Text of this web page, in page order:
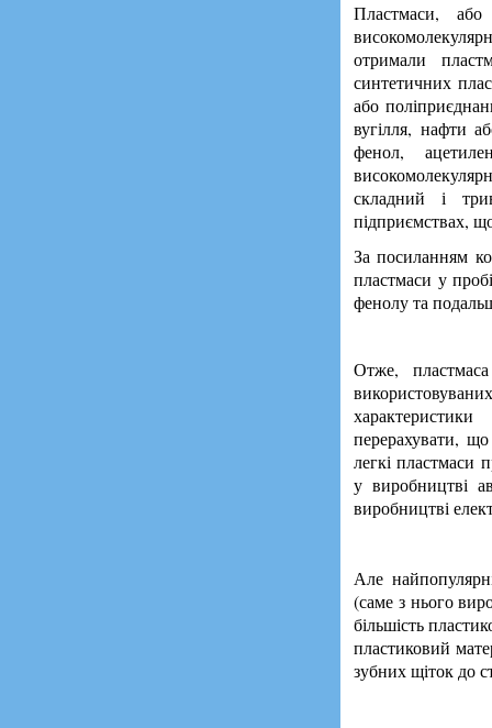
Пластмаси,
отримали
синтетичних
або
вугілля, нафти
фенол,
складний і
підприємствах,
За посиланням
пластмаси у
фенолу та
Отже,
перерахувати,
легкі пластмаси
у виробництві
виробництві
Але
(саме з нього
більшість
пластиковий
зубних щіток до